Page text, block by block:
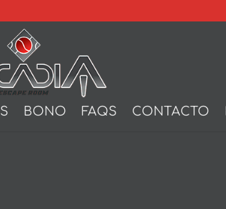
BONO FAQS CONTACTO